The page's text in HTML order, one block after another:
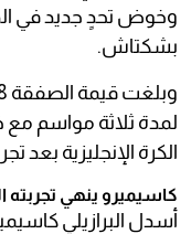
وخوض تحدٍ جديد في
بشكتاش.
لمدة ثلاثة مواسم مع
الكرة الإنجليزية بعد
كاسيميرو ينهي تجربته
أسدل البرازيلي